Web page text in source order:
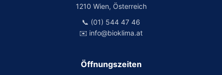
1210 Wien, Österreich
📞 (01) 544 47 46
✉️ info@bioklima.at
Öffnungszeiten